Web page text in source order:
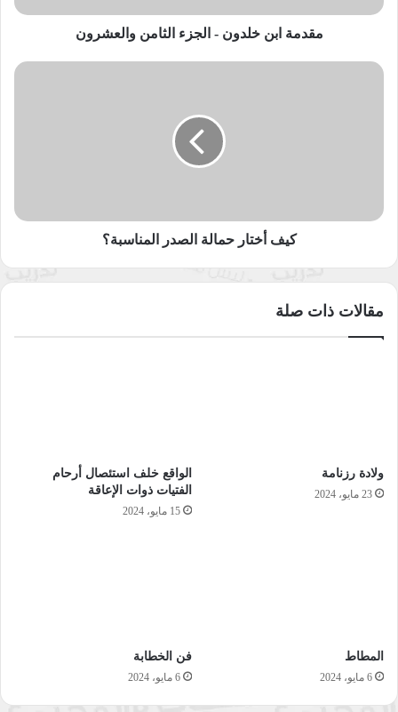
نسخ الرابط
مقدمة ابن خلدون - الجزء الثامن والعشرون
كيف
كيف أختار حمالة الصدر المناسبة؟
مقالات ذات صلة
ولادة رزنامة
23 مايو، 2024
الواقع خلف استئصال أرحام
الفتيات ذوات الإعاقة
15 مايو، 2024
المطاط
6 مايو، 2024
فن الخطابة
6 مايو، 2024